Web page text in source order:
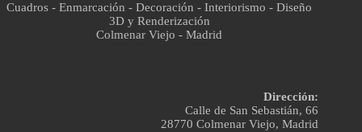
Cuadros - Enmarcación - Decoración - Interiorismo - Diseño
3D y Renderización
Colmenar Viejo - Madrid
Dirección:
Calle de San Sebastián, 66
28770 Colmenar Viejo, Madrid